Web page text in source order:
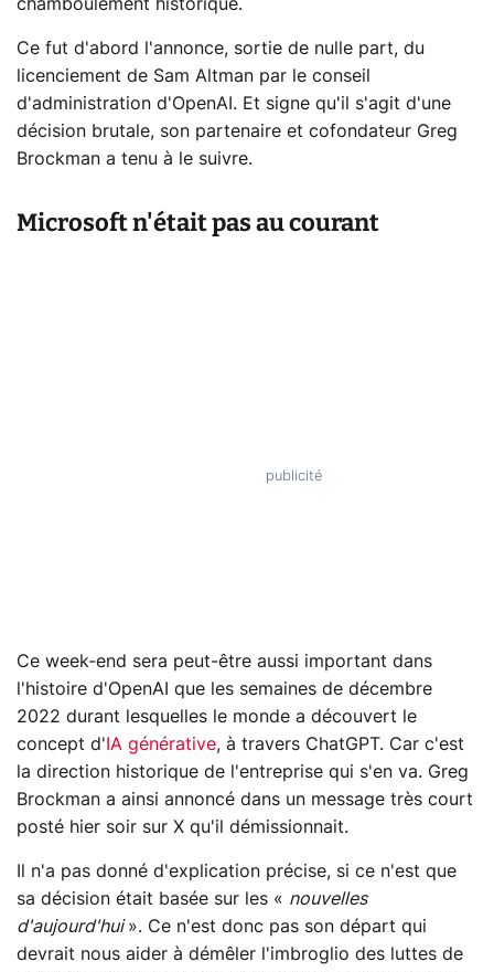
chamboulement historique.
Ce fut d'abord l'annonce, sortie de nulle part, du
licenciement de Sam Altman par le conseil
d'administration d'OpenAI. Et signe qu'il s'agit d'une
décision brutale, son partenaire et cofondateur Greg
Brockman a tenu à le suivre.
Microsoft n'était pas au courant
Ce week-end sera peut-être aussi important dans
l'histoire d'OpenAI que les semaines de décembre
2022 durant lesquelles le monde a découvert le
concept d' IA générative, à travers ChatGPT. Car c'est
la direction historique de l'entreprise qui s'en va. Greg
Brockman a ainsi annoncé dans un message très court
posté hier soir sur X qu'il démissionnait.
Il n'a pas donné d'explication précise, si ce n'est que
sa décision était basée sur les « nouvelles
d'aujourd'hui». Ce n'est donc pas son départ qui
devrait nous aider à démêler l'imbroglio des luttes de